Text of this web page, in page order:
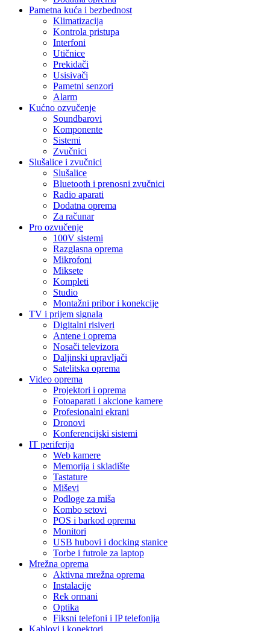
Pametna kuća i bezbednost
Klimatizacija
Kontrola pristupa
Interfoni
Utičnice
Prekidači
Usisivači
Pametni senzori
Alarm
Kućno ozvučenje
Soundbarovi
Komponente
Sistemi
Zvučnici
Slušalice i zvučnici
Slušalice
Bluetooth i prenosni zvučnici
Radio aparati
Dodatna oprema
Za računar
Pro ozvučenje
100V sistemi
Razglasna oprema
Mikrofoni
Miksete
Kompleti
Studio
Montažni pribor i konekcije
TV i prijem signala
Digitalni risiveri
Antene i oprema
Nosači televizora
Daljinski upravljači
Satelitska oprema
Video oprema
Projektori i oprema
Fotoaparati i akcione kamere
Profesionalni ekrani
Dronovi
Konferencijski sistemi
IT periferija
Web kamere
Memorija i skladište
Tastature
Miševi
Podloge za miša
Kombo setovi
POS i barkod oprema
Monitori
USB hubovi i docking stanice
Torbe i futrole za laptop
Mrežna oprema
Aktivna mrežna oprema
Instalacije
Rek ormani
Optika
Fiksni telefoni i IP telefonija
Kablovi i konektori